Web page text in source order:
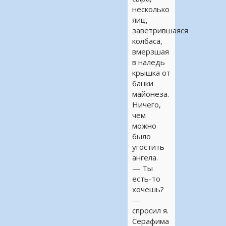
несколько
яиц,
заветрившаяся
колбаса,
вмерзшая
в наледь
крышка от
банки
майонеза.
Ничего,
чем
можно
было
угостить
ангела.
— Ты
есть-то
хочешь?
—
спросил я.
Серафима